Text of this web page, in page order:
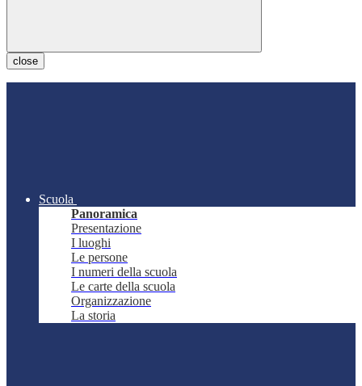
close
Scuola
Panoramica
Presentazione
I luoghi
Le persone
I numeri della scuola
Le carte della scuola
Organizzazione
La storia